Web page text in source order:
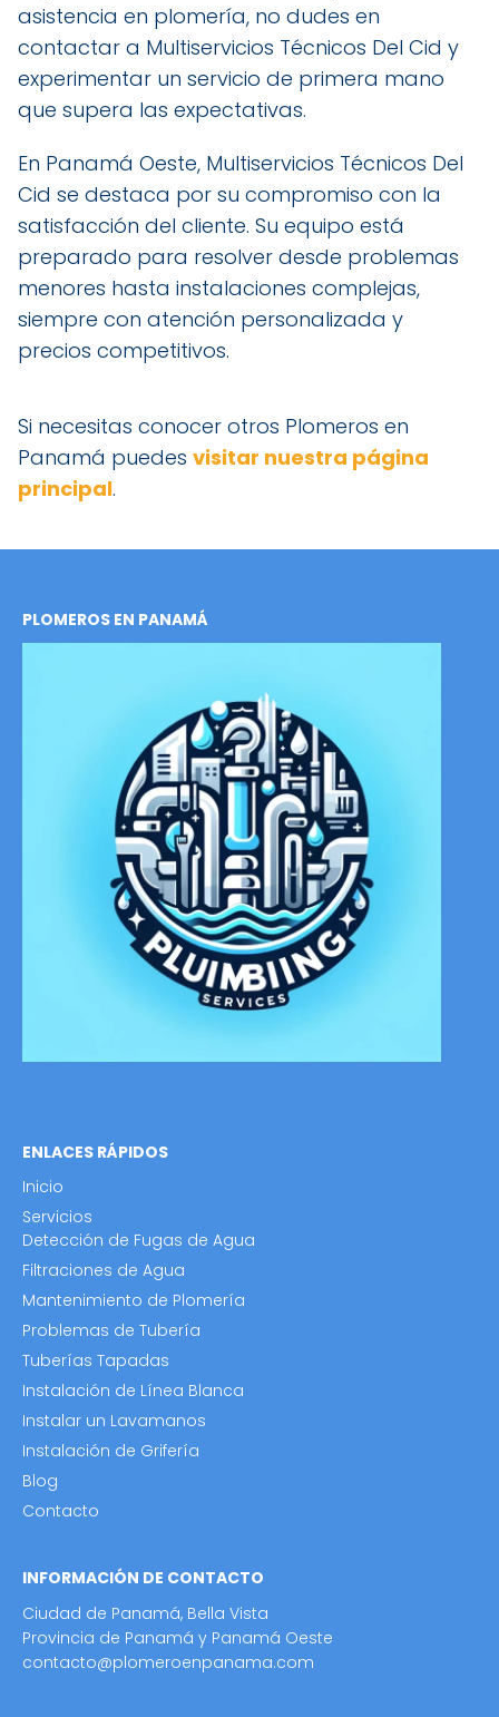
asistencia en plomería, no dudes en
contactar a Multiservicios Técnicos Del Cid y
experimentar un servicio de primera mano
que supera las expectativas.
En Panamá Oeste, Multiservicios Técnicos Del
Cid se destaca por su compromiso con la
satisfacción del cliente. Su equipo está
preparado para resolver desde problemas
menores hasta instalaciones complejas,
siempre con atención personalizada y
precios competitivos.
Si necesitas conocer otros Plomeros en
Panamá puedes visitar nuestra página
principal.
PLOMEROS EN PANAMÁ
ENLACES RÁPIDOS
Inicio
Servicios
Detección de Fugas de Agua
Filtraciones de Agua
Mantenimiento de Plomería
Problemas de Tubería
Tuberías Tapadas
Instalación de Línea Blanca
Instalar un Lavamanos
Instalación de Grifería
Blog
Contacto
INFORMACIÓN DE CONTACTO
Ciudad de Panamá, Bella Vista
Provincia de Panamá y Panamá Oeste
contacto@plomeroenpanama.com